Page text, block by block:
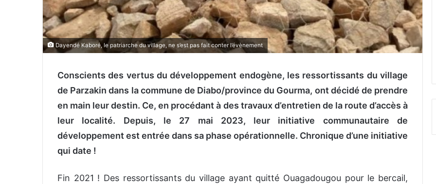
Dayendé Kaboré, le patriarche du village, ne s’est pas fait conter l’évènement
Conscients des vertus du développement endogène, les ressortissants du village
de Parzakin dans la commune de Diabo/province du Gourma, ont décidé de prendre
en main leur destin. Ce, en procédant à des travaux d’entretien de la route d’accès à
leur localité. Depuis, le 27 mai 2023, leur initiative communautaire de
développement est entrée dans sa phase opérationnelle. Chronique d’une initiative
qui date !
Fin 2021 ! Des ressortissants du village ayant quitté Ouagadougou pour le bercail,